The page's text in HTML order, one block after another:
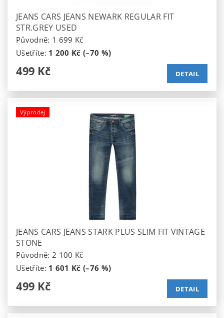
JEANS CARS JEANS NEWARK REGULAR FIT
STR.GREY USED
Původně: 1 699 Kč
Ušetříte: 1 200 Kč (–70 %)
499 Kč DETAIL
Výprodej
JEANS CARS JEANS STARK PLUS SLIM FIT VINTAGE
STONE
Původně: 2 100 Kč
Ušetříte: 1 601 Kč (–76 %)
499 Kč DETAIL